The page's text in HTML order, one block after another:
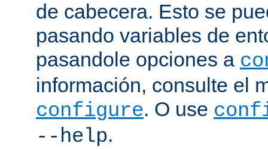
de cabecera. Esto se
pasando variables de
pasandole opciones a
información, consulte el
configure. O use
--help.